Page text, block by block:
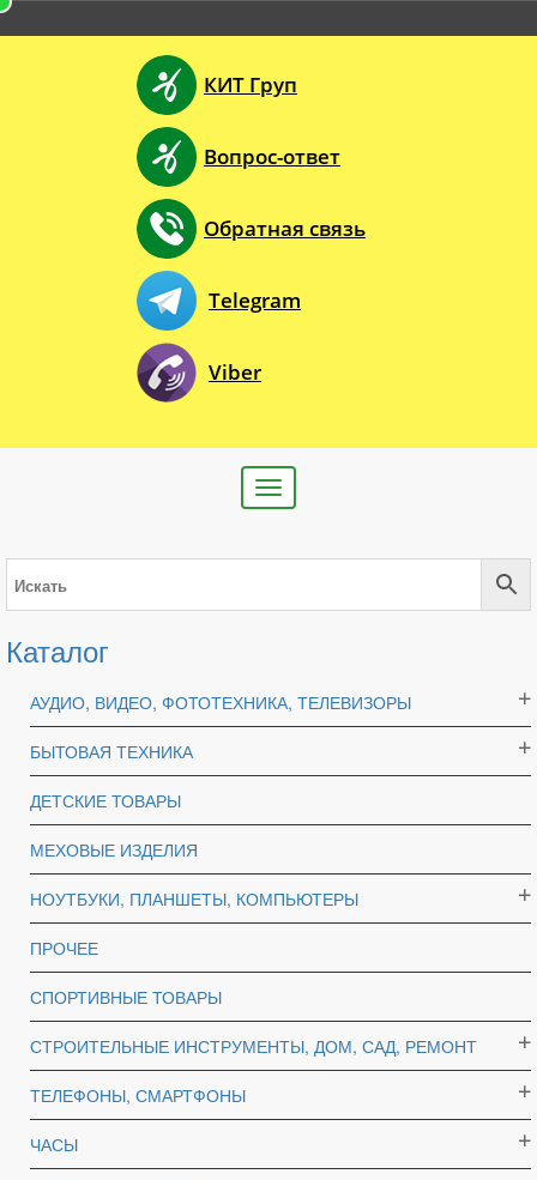
КИТ Груп
Вопрос-ответ
Обратная связь
Telegram
Viber
Toggle
navigation
Каталог
АУДИО, ВИДЕО, ФОТОТЕХНИКА, ТЕЛЕВИЗОРЫ
БЫТОВАЯ ТЕХНИКА
ДЕТСКИЕ ТОВАРЫ
МЕХОВЫЕ ИЗДЕЛИЯ
НОУТБУКИ, ПЛАНШЕТЫ, КОМПЬЮТЕРЫ
ПРОЧЕЕ
СПОРТИВНЫЕ ТОВАРЫ
СТРОИТЕЛЬНЫЕ ИНСТРУМЕНТЫ, ДОМ, САД, РЕМОНТ
ТЕЛЕФОНЫ, СМАРТФОНЫ
ЧАСЫ